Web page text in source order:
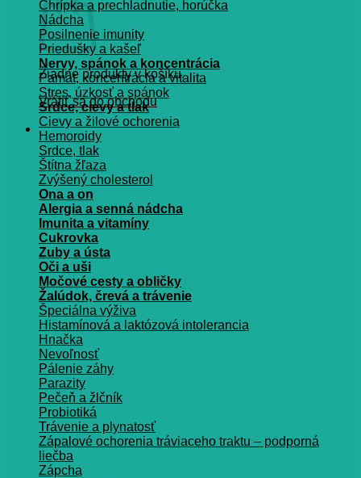
Žiadne produkty v košíku.
Vrátiť sa do obchodu
Chrípka a prechladnutie, horúčka
Nádcha
Posilnenie imunity
Priedušky a kašeľ
Nervy, spánok a koncentrácia
Pamät, koncentrácia a vitalita
Stres, úzkosť a spánok
Srdce, cievy a tlak
Cievy a žilové ochorenia
Hemoroidy
Srdce, tlak
Štítna žľaza
Zvýšený cholesterol
Ona a on
Alergia a senná nádcha
Imunita a vitamíny
Cukrovka
Zuby a ústa
Oči a uši
Močové cesty a obličky
Žalúdok, črevá a trávenie
Špeciálna výživa
Histamínová a laktózová intolerancia
Hnačka
Nevoľnosť
Pálenie záhy
Parazity
Pečeň a žlčník
Probiotiká
Trávenie a plynatosť
Zápalové ochorenia tráviaceho traktu – podporná
liečba
Zápcha